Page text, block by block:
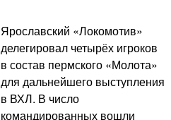
Ярославский «Локомотив»
делегировал четырёх игроков
в состав пермского «Молота»
для дальнейшего выступления
в ВХЛ. В число
командированных вошли